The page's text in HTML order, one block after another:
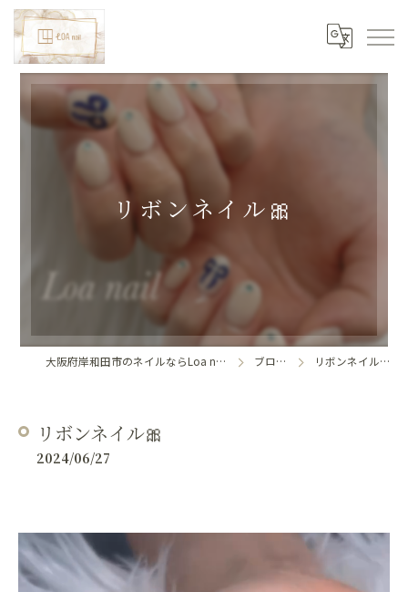
リボンネイル🎀
大阪府岸和田市のネイルならLoa nail ブログ リボンネイル🎀
リボンネイル🎀
2024/06/27